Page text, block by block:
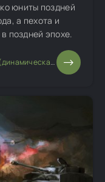
юниты поздней
а пехота и
поздней эпохе.
кампания)